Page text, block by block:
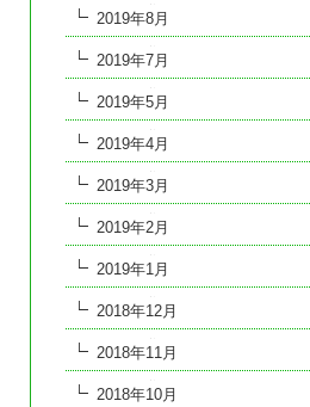
2019年8月
2019年7月
2019年5月
2019年4月
2019年3月
2019年2月
2019年1月
2018年12月
2018年11月
2018年10月